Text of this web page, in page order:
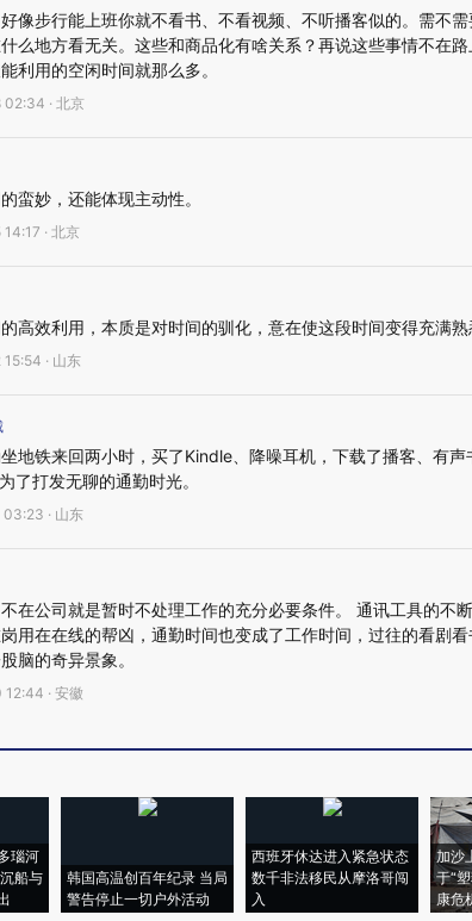
像步行能上班你就不看书、不看视频、不听播客似的。需不
么地方看无关。这些和商品化有啥关系？再说这些事情不在
利用的空闲时间就那么多。
· 北京
蛮妙，还能体现主动性。
· 北京
高效利用，本质是对时间的驯化，意在使这段时间变得充满熟
· 山东
地铁来回两小时，买了Kindle、降噪耳机，下载了播客、有声
了打发无聊的通勤时光。
· 山东
在公司就是暂时不处理工作的充分必要条件。 通讯工具的不
用在在线的帮凶，通勤时间也变成了工作时间，过往的看剧看
脑的奇异景象。
· 安徽
瑙河
船与
韩国高温创百年纪录 当局
警告停止一切户外活动
西班牙休达进入紧急状态
数千非法移民从摩洛哥闯
入
加沙
于“
康危